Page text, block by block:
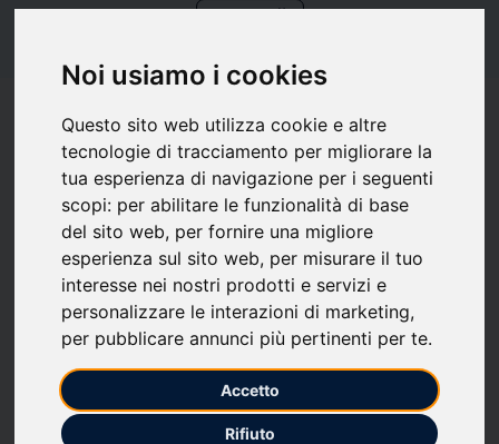
Noi usiamo i cookies
Questo sito web utilizza cookie e altre
tecnologie di tracciamento per migliorare la
tua esperienza di navigazione per i seguenti
scopi: per abilitare le funzionalità di base
del sito web, per fornire una migliore
esperienza sul sito web, per misurare il tuo
interesse nei nostri prodotti e servizi e
personalizzare le interazioni di marketing,
per pubblicare annunci più pertinenti per te.
Accetto
Rifiuto
verified
16 ESCALONES
favorite Seguir actualizaciones
Sobre qué escribimos
CulturaLiteratura Música Música Series/Películas/TV
Comunicados de
prensa
Ver todos los comunicados de
prensa